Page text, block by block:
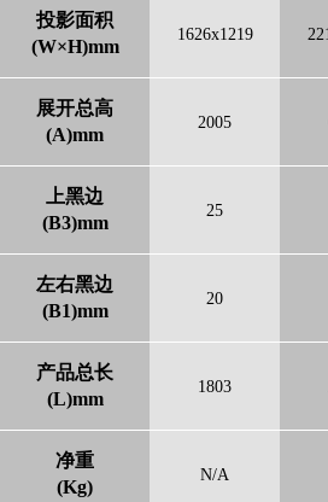
投影面积
(W×H)mm
1626x1219
展开总高
(A)mm
2005
上黑边
(B3)mm
25
左右黑边
(B1)mm
20
产品总长
(L)mm
1803
净重
(Kg)
N/A